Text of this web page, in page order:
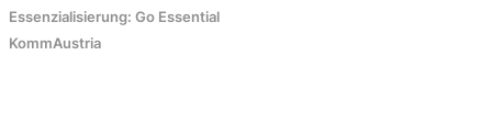
Essenzialisierung: Go Essential
KommAustria